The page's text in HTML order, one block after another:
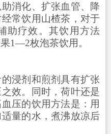
消化、扩张血管、降
常饮用山楂茶，对于
助疗效。其饮用方法
1—2枚泡茶饮用。
浸剂和煎剂具有扩张
效。同时，荷叶还是
压的饮用方法是：用
量的水，煮沸放凉后